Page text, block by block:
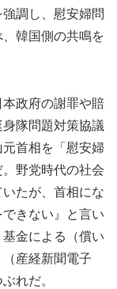
調し、慰安婦問
韓国側の共鳴を
政府の謝罪や賠
隊問題対策協議
首相を「慰安婦
野党時代の社会
たが、首相にな
きない』と言い
金による（償い
産経新聞電子
れだ。